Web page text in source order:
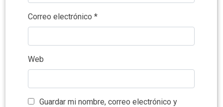
Correo electrónico *
Web
Guardar mi nombre, correo electrónico y